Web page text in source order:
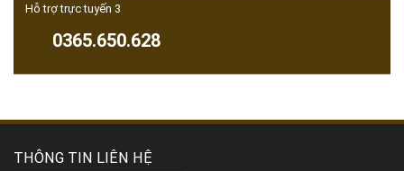
Hỗ trợ trực tuyến 3
0365.650.628
THÔNG TIN LIÊN HỆ